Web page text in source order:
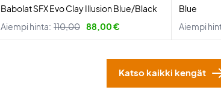
Babolat SFX Evo Clay Illusion Blue/Black
Aiempi hinta: 110,00 88,00 €
Blue
Aiempi
Katso kaikki kengät